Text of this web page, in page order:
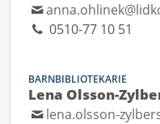
0510-77 10 51
BARNBIBLIOTEKARIE
Lena Olsson-
lena.olsson-